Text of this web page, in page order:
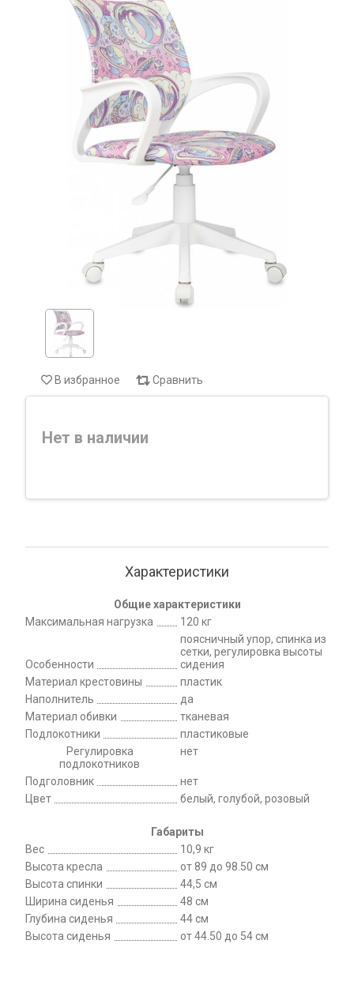
В избранное Сравнить
Нет в наличии
Характеристики
Общие характеристики
Максимальная нагрузка
120 кг
Особенности
поясничный упор, спинка из
сетки, регулировка высоты
сидения
Материал крестовины
пластик
Наполнитель
да
Материал обивки
тканевая
Подлокотники
пластиковые
Регулировка
подлокотников
нет
Подголовник
нет
Цвет
белый, голубой, розовый
Габариты
Вес
10,9 кг
Высота кресла
от 89 до 98.50 см
Высота спинки
44,5 см
Ширина сиденья
48 см
Глубина сиденья
44 см
Высота сиденья
от 44.50 до 54 см